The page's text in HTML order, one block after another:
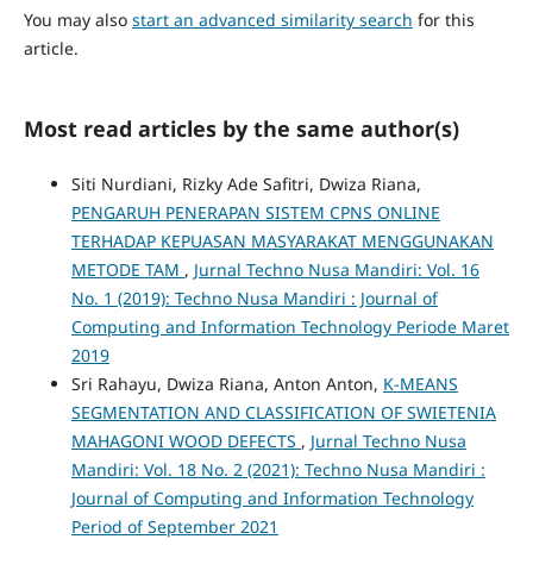
You may also start an advanced similarity search for this
article.
Most read articles by the same author(s)
Siti Nurdiani, Rizky Ade Safitri, Dwiza Riana,
PENGARUH PENERAPAN SISTEM CPNS ONLINE
TERHADAP KEPUASAN MASYARAKAT MENGGUNAKAN
METODE TAM , Jurnal Techno Nusa Mandiri: Vol. 16
No. 1 (2019): Techno Nusa Mandiri : Journal of
Computing and Information Technology Periode Maret
2019
Sri Rahayu, Dwiza Riana, Anton Anton, K-MEANS
SEGMENTATION AND CLASSIFICATION OF SWIETENIA
MAHAGONI WOOD DEFECTS , Jurnal Techno Nusa
Mandiri: Vol. 18 No. 2 (2021): Techno Nusa Mandiri :
Journal of Computing and Information Technology
Period of September 2021